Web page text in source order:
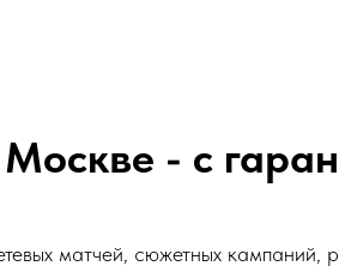
- с
матчей, сюжетных кампаний,